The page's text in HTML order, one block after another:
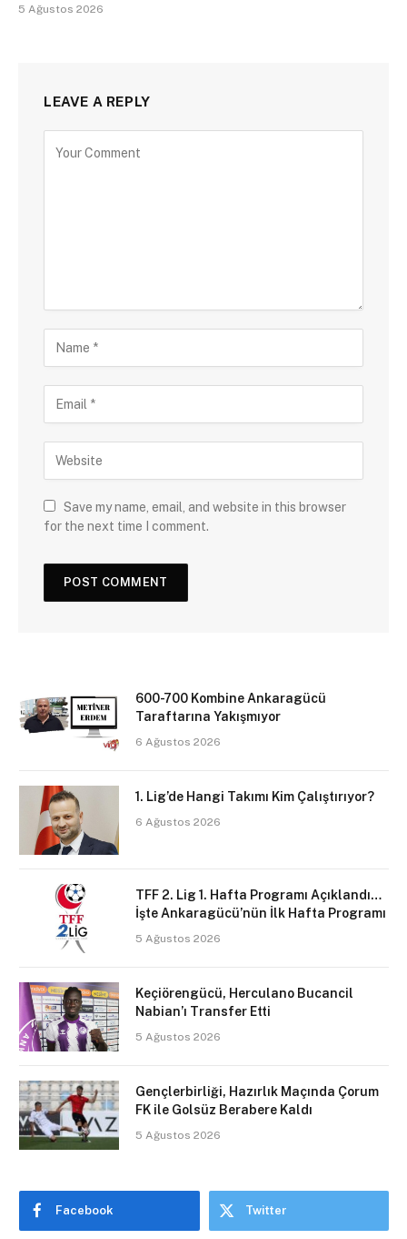
5 Ağustos 2026
LEAVE A REPLY
Save my name, email, and website in this browser
for the next time I comment.
600-700 Kombine Ankaragücü
Taraftarına Yakışmıyor
6 Ağustos 2026
1. Lig’de Hangi Takımı Kim Çalıştırıyor?
6 Ağustos 2026
TFF 2. Lig 1. Hafta Programı Açıklandı…
İşte Ankaragücü’nün İlk Hafta Programı
5 Ağustos 2026
Keçiörengücü, Herculano Bucancil
Nabian’ı Transfer Etti
5 Ağustos 2026
Gençlerbirliği, Hazırlık Maçında Çorum
FK ile Golsüz Berabere Kaldı
5 Ağustos 2026
Facebook Twitter